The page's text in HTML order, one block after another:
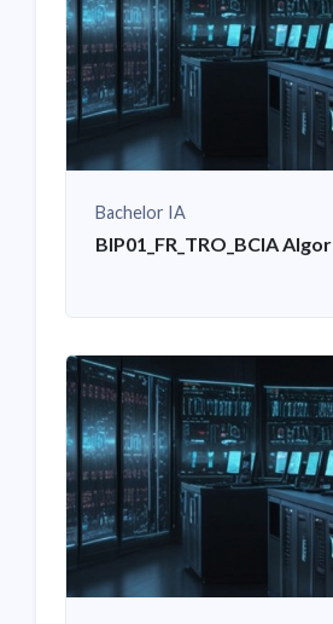
Bachelor IA
BIP01_FR_TRO_BCIA